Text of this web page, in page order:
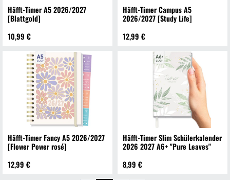
Häfft-Timer A5 2026/2027
[Blattgold]
10,99 €
Häfft-Timer Campus A5
2026/2027 [Study Life]
12,99 €
Häfft-Timer Fancy A5 2026/2027
[Flower Power rosé]
12,99 €
Häfft-Timer Slim Schülerkalender
2026 2027 A6+ "Pure Leaves"
8,99 €